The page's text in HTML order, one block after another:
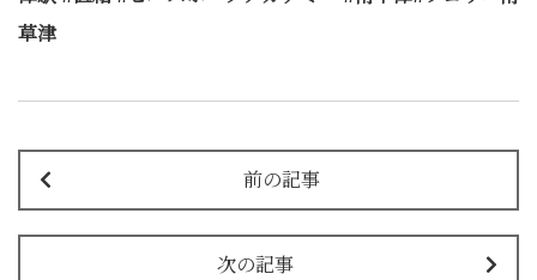
草津
前の記事
次の記事